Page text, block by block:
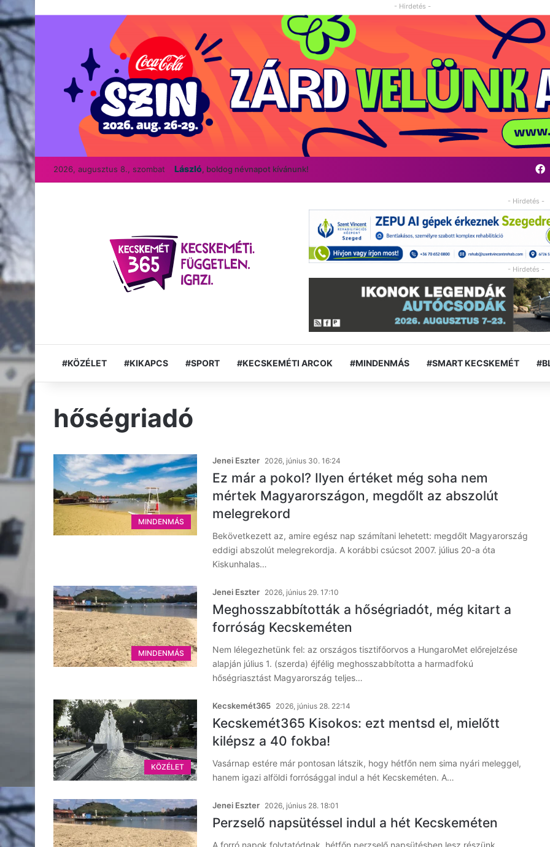
- Hirdetés -
2026, augusztus 8., szombat László, boldog névnapot kívánunk!
- Hirdetés -
- Hirdetés -
#KÖZÉLET #KIKAPCS #SPORT #KECSKEMÉTI ARCOK #MINDENMÁS #SMART KECSKEMÉT
hőségriadó
MINDENMÁS
Jenei Eszter 2026, június 30. 16:24
Ez már a pokol? Ilyen értéket még soha nem
mértek Magyarországon, megdőlt az abszolút
melegrekord
Bekövetkezett az, amire egész nap számítani lehetett: megdőlt Magyarország
eddigi abszolút melegrekordja. A korábbi csúcsot 2007. július 20-a óta
Kiskunhalas…
MINDENMÁS
Jenei Eszter 2026, június 29. 17:10
Meghosszabbították a hőségriadót, még kitart a
forróság Kecskeméten
Nem lélegezhetünk fel: az országos tisztifőorvos a HungaroMet előrejelzése
alapján július 1. (szerda) éjfélig meghosszabbította a harmadfokú
hőségriasztást Magyarország teljes…
KÖZÉLET
Kecskemét365 2026, június 28. 22:14
Kecskemét365 Kisokos: ezt mentsd el, mielőtt
kilépsz a 40 fokba!
Vasárnap estére már pontosan látszik, hogy hétfőn nem sima nyári meleggel,
hanem igazi alföldi forrósággal indul a hét Kecskeméten. A…
Jenei Eszter 2026, június 28. 18:01
Perzselő napsütéssel indul a hét Kecskeméten
A forró napok folytatódnak, hétfőn perzselő napsütésben lesz részünk